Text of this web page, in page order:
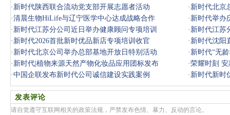
· 新时代陕西联合流动党支部开展志愿者活动 · 新时代北京
·清晨生物HiLife与辽宁医学中心达成战略合作 · 新时代举办
· 新时代江苏分公司近日举办健康顾问专项培训 · 新时代江苏
· 新时代2026首批新时优品新店专项培训收官 · 新时代沈阳
· 新时代北京公司举办总部基地开放日特别活动 · 新时代“无
· 新时代|植物来源天然产物化妆品应用团标发布 ·荣耀时刻
·中国企联发布新时代公司诚信建设实践案例 · 新时代新时
发表评论
请自觉遵守互联网相关的政策法规，严禁发布色情、暴力、反动的言论。